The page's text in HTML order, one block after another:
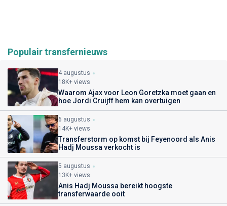
Populair transfernieuws
4 augustus
18K+ views
Waarom Ajax voor Leon Goretzka moet gaan en
hoe Jordi Cruijff hem kan overtuigen
6 augustus
14K+ views
Transferstorm op komst bij Feyenoord als Anis
Hadj Moussa verkocht is
5 augustus
13K+ views
Anis Hadj Moussa bereikt hoogste
transferwaarde ooit